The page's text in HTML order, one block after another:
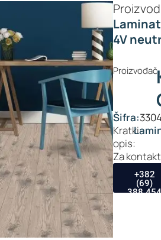
Proizvod
4V
Proizvođač
Šifra:3304
Kratki
opis:
Za
+382
(69)
388